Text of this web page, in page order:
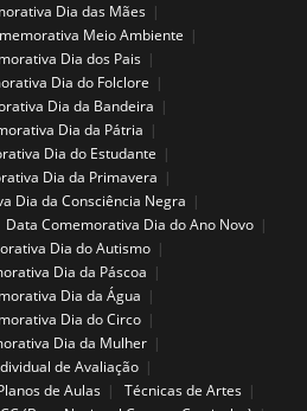
Dia das Mães
Meio Ambiente
Dia dos Pais
Dia do Folclore
Dia da Bandeira
Dia da Pátria
Dia do Estudante
Dia da Primavera
Dia da Consciência Negra
Data Comemorativa Dia do Ano Novo
Dia do Autismo
Dia da Páscoa
Dia da Água
Dia do Circo
Dia da Mulher
de Avaliação
de Aulas
Técnicas de Artes